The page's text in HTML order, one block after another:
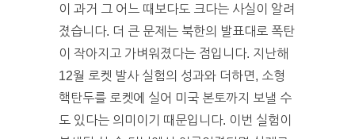
이 과거 그 어느 때보다도 크다는 사실이 알려
졌습니다. 더 큰 문제는 북한의 발표대로 폭탄
이 작아지고 가벼워졌다는 점입니다. 지난해
12월 로켓 발사 실험의 성과와 더하면, 소형
핵탄두를 로켓에 실어 미국 본토까지 보낼 수
도 있다는 의미이기 때문입니다. 이번 실험이